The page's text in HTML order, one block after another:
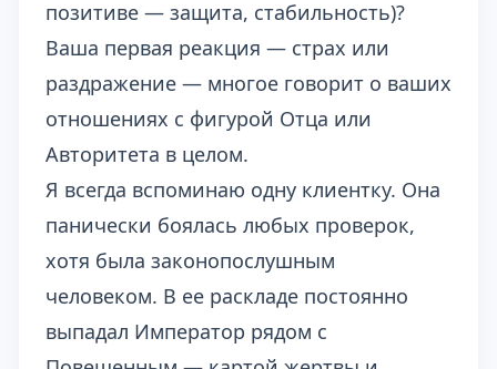
позитиве — защита, стабильность)?
Ваша первая реакция — страх или
раздражение — многое говорит о ваших
отношениях с фигурой Отца или
Авторитета в целом.
Я всегда вспоминаю одну клиентку. Она
панически боялась любых проверок,
хотя была законопослушным
человеком. В ее раскладе постоянно
выпадал Император рядом с